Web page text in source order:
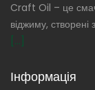
Craft Oil – це
віджиму,
[...]
Інформація